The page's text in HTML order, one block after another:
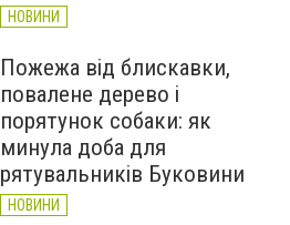
НОВИНИ
Пожежа від блискавки,
повалене дерево і
порятунок собаки: як
минула доба для
рятувальників Буковини
НОВИНИ